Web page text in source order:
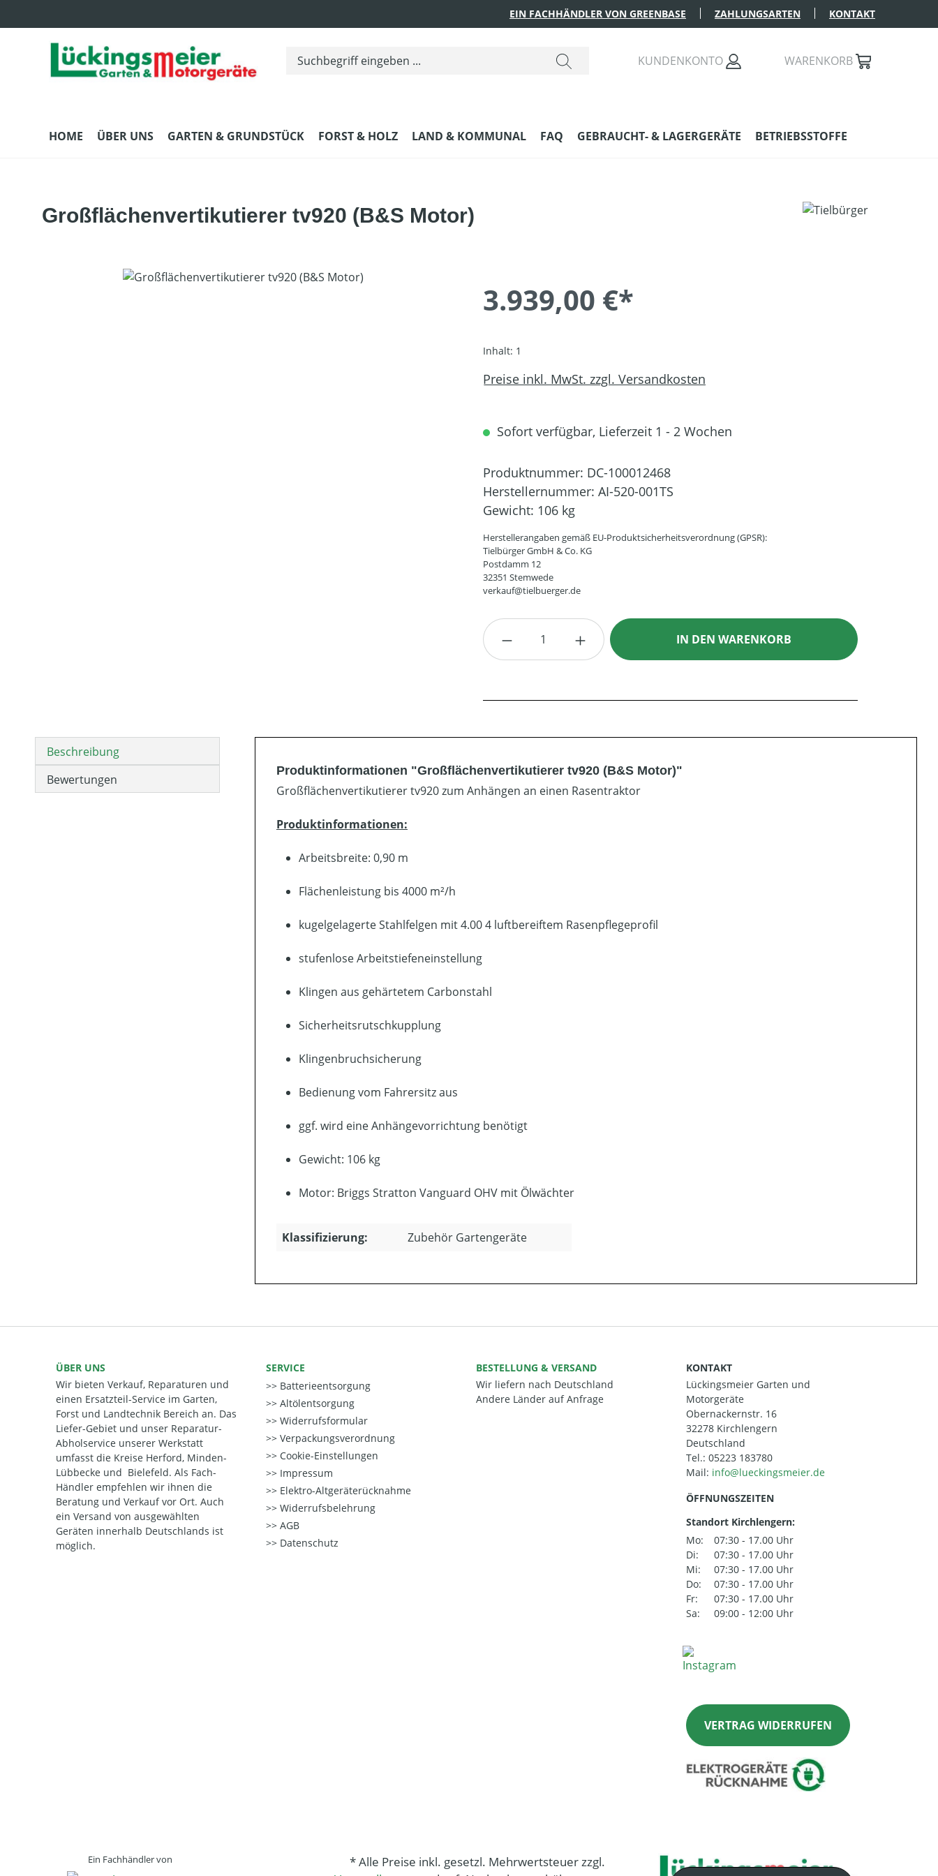
EIN FACHHÄNDLER VON GREENBASE ZAHLUNGSARTEN KONTAKT
KUNDENKONTO WARENKORB
HOME ÜBER UNS GARTEN & GRUNDSTÜCK FORST & HOLZ LAND & KOMMUNAL FAQ GEBRAUCHT- & LAGERGERÄTE BETRIEBSSTOFFE
Großflächenvertikutierer tv920 (B&S Motor)
Bildergalerie überspringen
3.939,00 €*
Inhalt: 1
Preise inkl. MwSt. zzgl. Versandkosten
Sofort verfügbar, Lieferzeit 1 - 2 Wochen
Produktnummer: DC-100012468
Herstellernummer: AI-520-001TS
Gewicht: 106 kg
Herstellerangaben gemäß EU-Produktsicherheitsverordnung (GPSR):
Tielbürger GmbH & Co. KG
Postdamm 12
32351 Stemwede
verkauf@tielbuerger.de
Produkt Anzahl: Gib den gewünschten Wert ein oder
IN DEN WARENKORB
Beschreibung
Bewertungen
Produktinformationen "Großflächenvertikutierer tv920 (B&S Motor)"
Großflächenvertikutierer tv920 zum Anhängen an einen Rasentraktor
Produktinformationen:
Arbeitsbreite: 0,90 m
Flächenleistung bis 4000 m²/h
kugelgelagerte Stahlfelgen mit 4.00 4 luftbereiftem Rasenpflegeprofil
stufenlose Arbeitstiefeneinstellung
Klingen aus gehärtetem Carbonstahl
Sicherheitsrutschkupplung
Klingenbruchsicherung
Bedienung vom Fahrersitz aus
ggf. wird eine Anhängevorrichtung benötigt
Gewicht: 106 kg
Motor: Briggs Stratton Vanguard OHV mit Ölwächter
Klassifizierung: Zubehör Gartengeräte
ÜBER UNS
Wir bieten Verkauf, Reparaturen und
einen Ersatzteil-Service im Garten,
Forst und Landtechnik Bereich an. Das
Liefer-Gebiet und unser Reparatur-
Abholservice unserer Werkstatt
umfasst die Kreise Herford, Minden-
Lübbecke und Bielefeld. Als Fach-
Händler empfehlen wir ihnen die
Beratung und Verkauf vor Ort. Auch
ein Versand von ausgewählten
Geräten innerhalb Deutschlands ist
möglich.
SERVICE
Batterieentsorgung
Altölentsorgung
Widerrufsformular
Verpackungsverordnung
Cookie-Einstellungen
Impressum
Elektro-Altgeräterücknahme
Widerrufsbelehrung
AGB
Datenschutz
BESTELLUNG & VERSAND
Wir liefern nach Deutschland
Andere Länder auf Anfrage
KONTAKT
Lückingsmeier Garten und
Motorgeräte
Obernackernstr. 16
32278 Kirchlengern
Deutschland
Tel.: 05223 183780
Mail:
ÖFFNUNGSZEITEN
Standort Kirchlengern:
Mo:
07:30 - 17.00 Uhr
Di:
07:30 - 17.00 Uhr
Mi:
07:30 - 17.00 Uhr
Do:
07:30 - 17.00 Uhr
Fr:
07:30 - 17.00 Uhr
Sa:
09:00 - 12:00 Uhr
VERTRAG WIDERRUFEN
Ein Fachhändler von
* Alle Preise inkl. gesetzl. Mehrwertsteuer zzgl.